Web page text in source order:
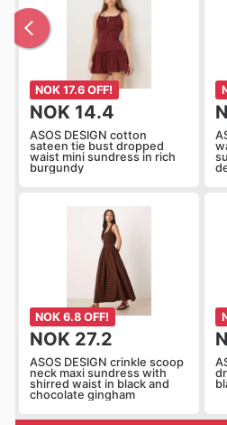
NOK 17.6 OFF!
NOK 14.4
ASOS DESIGN cotton
sateen tie bust dropped
waist mini sundress in rich
burgundy
NOK 6.8 OFF!
NOK 27.2
ASOS DESIGN crinkle scoop
neck maxi sundress with
shirred waist in black and
chocolate gingham